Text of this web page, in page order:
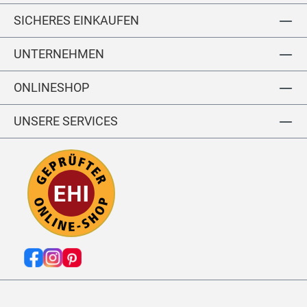
T
N
O
S
SICHERES EINKAUFEN
UNTERNEHMEN
ONLINESHOP
UNSERE SERVICES